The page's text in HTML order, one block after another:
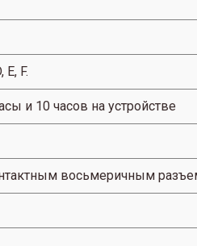
F.
и 10 часов на устройстве
восьмеричным